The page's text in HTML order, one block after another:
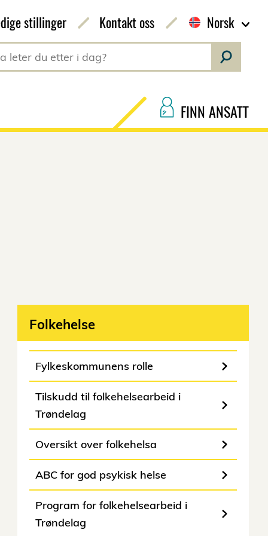
stillinger Kontakt oss Norsk
FINN ANSATT
Folkehelse
Fylkeskommunens rolle
Tilskudd til folkehelsearbeid i
Trøndelag
Oversikt over folkehelsa
ABC for god psykisk helse
Program for folkehelsearbeid i
Trøndelag